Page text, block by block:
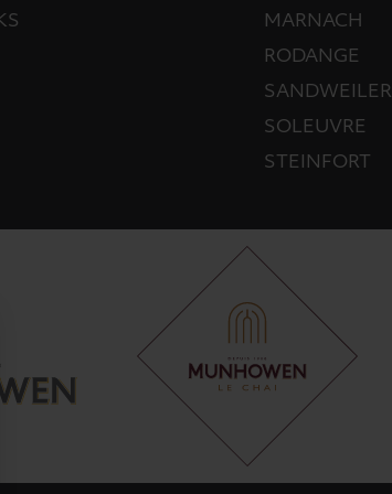
MARNACH
RODANGE
SANDWEILER
SOLEUVRE
STEINFORT